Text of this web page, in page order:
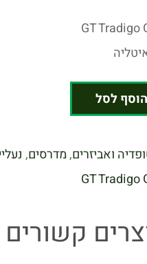
GT Tradigo
הוסף לסל
ואביזרים,מדרסים,
GT Tradigo
קשורים